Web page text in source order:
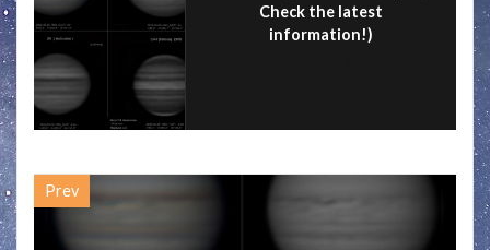
Check the latest
information!)
Prev